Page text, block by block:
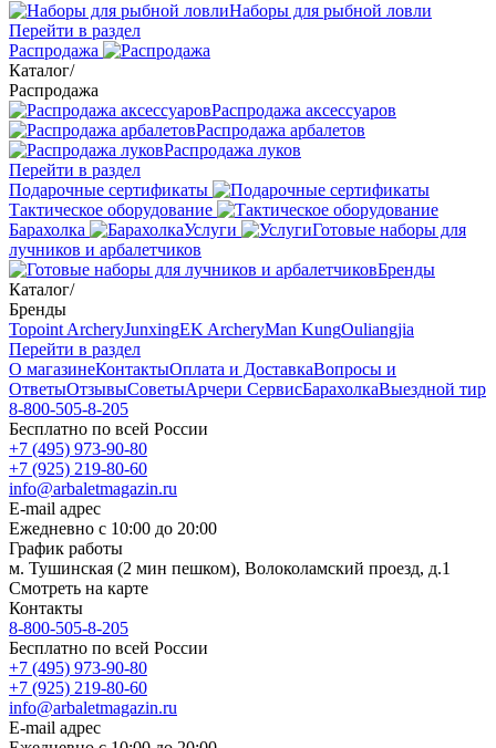
Наборы для рыбной ловли
Перейти в раздел
Распродажа
Каталог/
Распродажа
Распродажа аксессуаров
Распродажа арбалетов
Распродажа луков
Перейти в раздел
Подарочные сертификаты
Тактическое оборудование
Барахолка
Услуги
Готовые наборы для
лучников и арбалетчиков
Бренды
Каталог/
Бренды
Topoint ArcheryJunxingEK ArcheryMan KungOuliangjia
Перейти в раздел
О магазинеКонтактыОплата и ДоставкаВопросы и
ОтветыОтзывыСоветыАрчери СервисБарахолкаВыездной тир
8-800-505-8-205
Бесплатно по всей России
+7 (495) 973-90-80
+7 (925) 219-80-60
info@arbaletmagazin.ru
E-mail адрес
Ежедневно с 10:00 до 20:00
График работы
м. Тушинская (2 мин пешком), Волоколамский проезд, д.1
Смотреть на карте
Контакты
8-800-505-8-205
Бесплатно по всей России
+7 (495) 973-90-80
+7 (925) 219-80-60
info@arbaletmagazin.ru
E-mail адрес